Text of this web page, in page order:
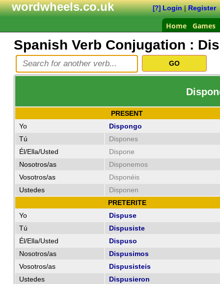
wordwheels.co.uk [?] Login|Register
Home Games
Spanish Verb Conjugation :
PRESENT
Yo
Dispongo
Tú
Dispones
Él/Ella/Usted
Dispone
Nosotros/as
Disponemos
Vosotros/as
Disponéis
Ustedes
Disponen
PRETERITE
Yo
Dispuse
Tú
Dispusiste
Él/Ella/Usted
Dispuso
Nosotros/as
Dispusimos
Vosotros/as
Dispusisteis
Ustedes
Dispusieron